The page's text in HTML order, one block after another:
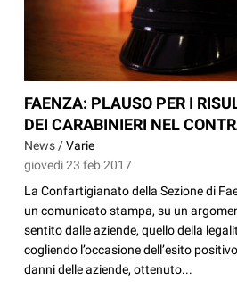
FAENZA: PLAUSO PER I
DEI CARABINIERI NEL
News /Varie
giovedì 23 feb 2017
La Confartigianato della Sezione di
un comunicato stampa, su un
sentito dalle aziende, quello della
cogliendo l’occasione dell’esito
danni delle aziende, ottenuto...